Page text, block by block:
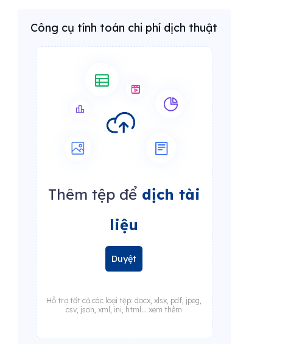
Công cụ tính toán chi phí dịch thuật
Thêm tệp đểdịch tài
liệu
Duyệt
Hỗ trợ tất cả các loại tệp: docx, xlsx, pdf, jpeg,
csv, json, xml, ini, html... xem thêm